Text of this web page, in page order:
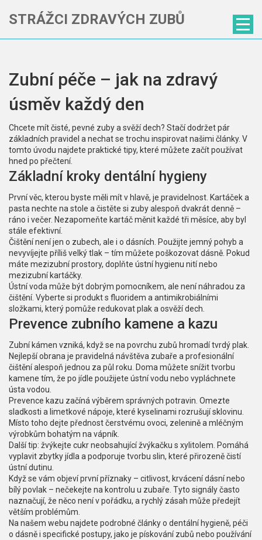
STRÁŽCI ZDRAVÝCH ZUBŮ
Zubní péče – jak na zdravý
úsměv každý den
Chcete mít čisté, pevné zuby a svěží dech? Stačí dodržet pár
základních pravidel a nechat se trochu inspirovat našimi články. V
tomto úvodu najdete praktické tipy, které můžete začít používat
hned po přečtení.
Základní kroky dentální hygieny
První věc, kterou byste měli mít v hlavě, je pravidelnost. Kartáček a
pasta nechte na stole a čistěte si zuby alespoň dvakrát denně –
ráno i večer. Nezapomeňte kartáč měnit každé tři měsíce, aby byl
stále efektivní.
Čištění není jen o zubech, ale i o dásních. Použijte jemný pohyb a
nevyvíjejte příliš velký tlak – tím můžete poškozovat dásně. Pokud
máte mezizubní prostory, doplňte ústní hygienu nití nebo
mezizubní kartáčky.
Ústní voda může být dobrým pomocníkem, ale není náhradou za
čištění. Vyberte si produkt s fluoridem a antimikrobiálními
složkami, který pomůže redukovat plak a osvěží dech.
Prevence zubního kamene a kazu
Zubní kámen vzniká, když se na povrchu zubů hromadí tvrdý plak.
Nejlepší obrana je pravidelná návštěva zubaře a profesionální
čištění alespoň jednou za půl roku. Doma můžete snížit tvorbu
kamene tím, že po jídle použijete ústní vodu nebo vypláchnete
ústa vodou.
Prevence kazu začíná výběrem správných potravin. Omezte
sladkosti a limetkové nápoje, které kyselinami rozrušují sklovinu.
Místo toho dejte přednost čerstvému ovoci, zelenině a mléčným
výrobkům bohatým na vápník.
Další tip: žvýkejte cukr neobsahující žvýkačku s xylitolem. Pomáhá
vyplavit zbytky jídla a podporuje tvorbu slin, které přirozeně čistí
ústní dutinu.
Když se vám objeví první příznaky – citlivost, krvácení dásní nebo
bílý povlak – nečekejte na kontrolu u zubaře. Tyto signály často
naznačují, že něco není v pořádku, a rychlý zásah může předejít
větším problémům.
Na našem webu najdete podrobné články o dentální hygieně, péči
o dásně i specifické postupy, jako je pískování zubů nebo používání